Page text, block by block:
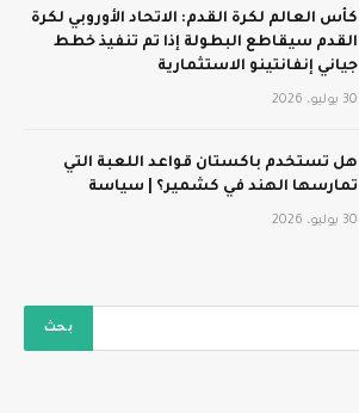
كأس العالم لكرة القدم: الاتحاد الأوروبي لكرة
القدم سيقاطع البطولة إذا تم تنفيذ خطط
جياني إنفانتينو الاستثمارية
30 يوليو، 2026
هل تستخدم باكستان قواعد اللعبة التي
تمارسها الهند في كشمير؟ | سياسة
30 يوليو، 2026